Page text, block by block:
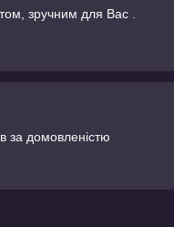
зручним для Вас .
за домовленістю